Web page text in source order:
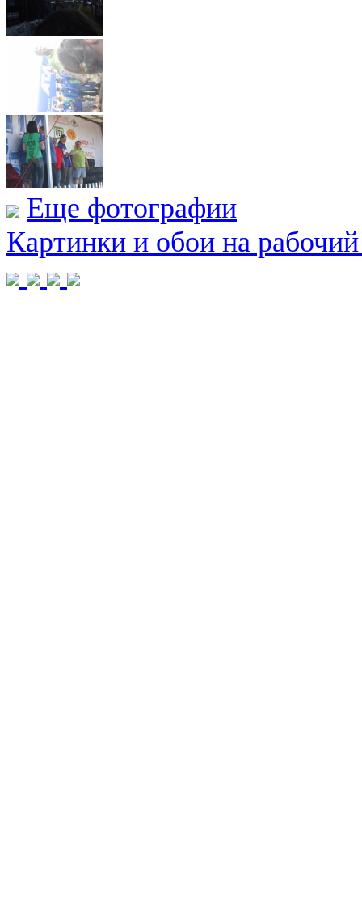
Еще фотографии
Картинки и обои на